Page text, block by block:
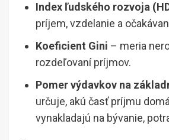
Index ľudského rozvoja
príjem, vzdelanie a
Koeficient Gini – meria
rozdeľovaní príjmov.
Pomer výdavkov na
určuje, akú časť príjmu
vynakladajú na bývanie,